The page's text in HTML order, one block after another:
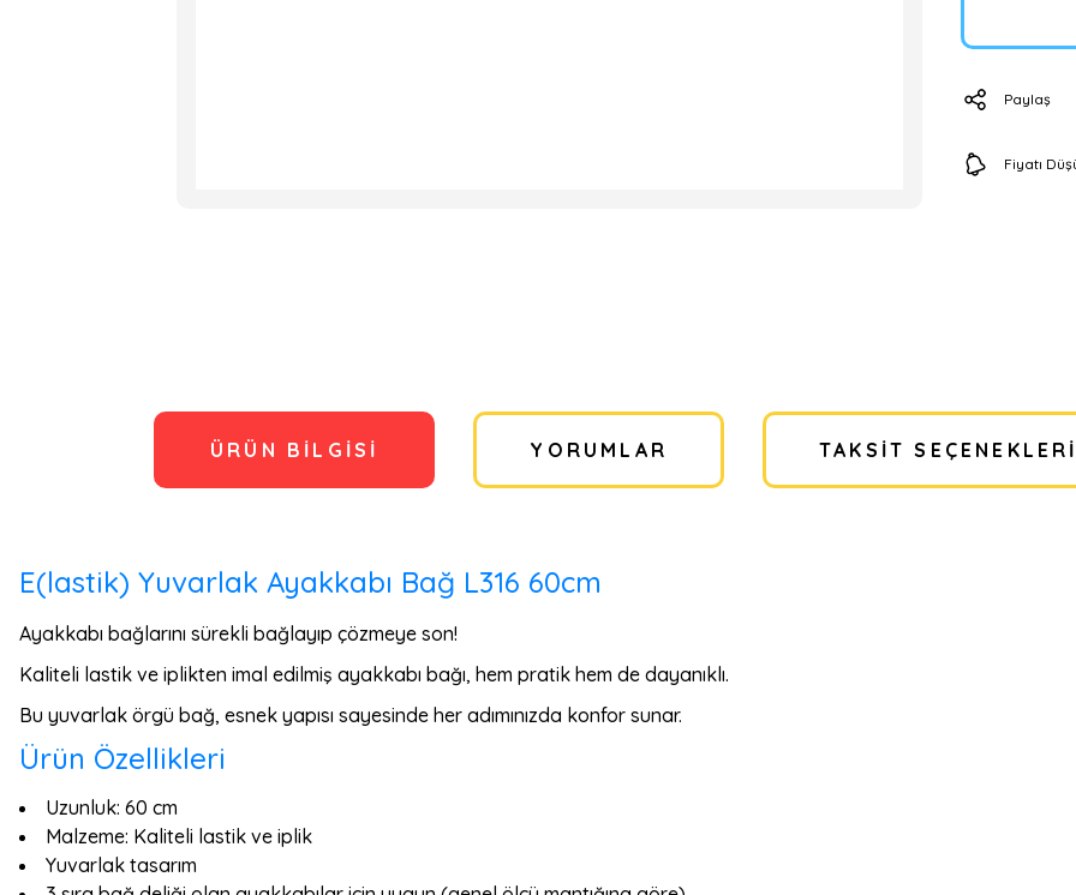
Paylaş
Fiyatı
ÜRÜN BILGISI YORUMLAR TAKSIT SEÇENEKLERI
E(lastik) Yuvarlak Ayakkabı Bağ L316 60cm
Ayakkabı bağlarını sürekli bağlayıp çözmeye son!
Kaliteli lastik ve iplikten imal edilmiş ayakkabı bağı, hem pratik hem de dayanıklı.
Bu yuvarlak örgü bağ, esnek yapısı sayesinde her adımınızda konfor sunar.
Ürün Özellikleri
Uzunluk: 60 cm
Malzeme: Kaliteli lastik ve iplik
Yuvarlak tasarım